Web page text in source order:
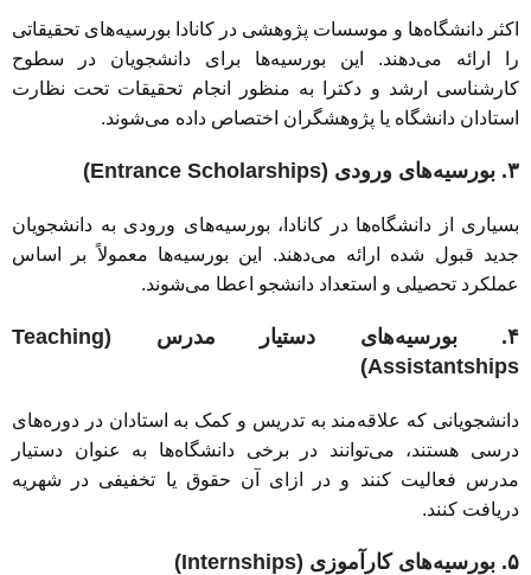
اکثر دانشگاه‌ها و موسسات پژوهشی در کانادا بورسیه‌های تحقیقاتی
را ارائه می‌دهند. این بورسیه‌ها برای دانشجویان در سطوح
کارشناسی ارشد و دکترا به منظور انجام تحقیقات تحت نظارت
استادان دانشگاه یا پژوهشگران اختصاص داده می‌شوند.
۳. بورسیه‌های ورودی (Entrance Scholarships)
بسیاری از دانشگاه‌ها در کانادا، بورسیه‌های ورودی به دانشجویان
جدید قبول شده ارائه می‌دهند. این بورسیه‌ها معمولاً بر اساس
عملکرد تحصیلی و استعداد دانشجو اعطا می‌شوند.
۴. بورسیه‌های دستیار مدرس (Teaching
Assistantships)
دانشجویانی که علاقه‌مند به تدریس و کمک به استادان در دوره‌های
درسی هستند، می‌توانند در برخی دانشگاه‌ها به عنوان دستیار
مدرس فعالیت کنند و در ازای آن حقوق یا تخفیفی در شهریه
دریافت کنند.
۵. بورسیه‌های کارآموزی (Internships)